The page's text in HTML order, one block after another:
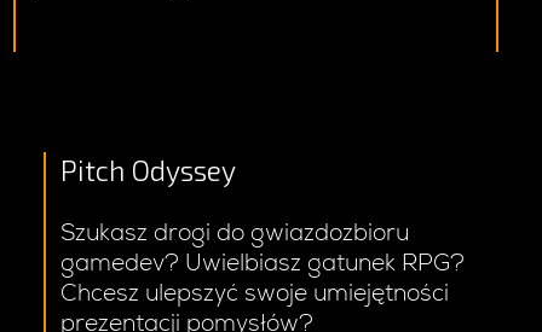
Pitch Odyssey
Szukasz drogi do gwiazdozbioru
gamedev? Uwielbiasz gatunek RPG?
Chcesz ulepszyć swoje umiejętności
prezentacji pomysłów?